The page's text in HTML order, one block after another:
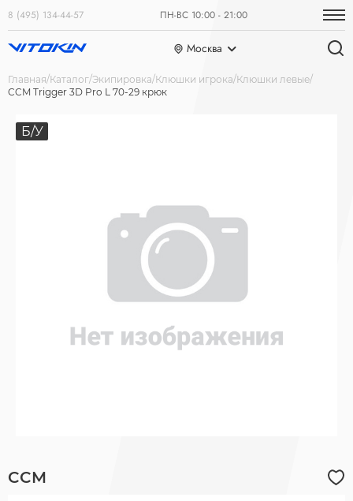
8 (495) 134-44-57 ПН-ВС 10:00 - 21:00
Москва
Главная Каталог Экипировка Клюшки игрока Клюшки левые
CCM Trigger 3D Pro L 70-29 крюк
Б/У
CCM